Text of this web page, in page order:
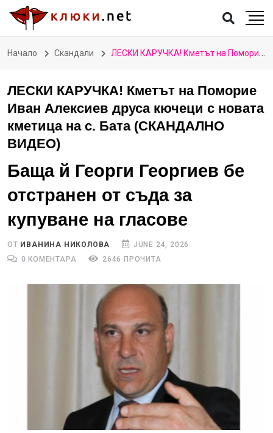
Начало Скандали ЛЕСКИ КАРУЧКА! Кметът на Поморие Иван Алексиев друса кючеци с новата кметица на с. Бата (СКАНДАЛНО ВИДЕО)
ЛЕСКИ КАРУЧКА! Кметът на Поморие
Иван Алексиев друса кючеци с новата
кметица на с. Бата (СКАНДАЛНО
ВИДЕО)
Баща й Георги Георгиев бе
отстранен от съда за
купуване на гласове
ОТ ИВАНИНА НИКОЛОВА
JUNE 24, 2026
0 КОМЕНТАРА
2646 ПРОЧИТА